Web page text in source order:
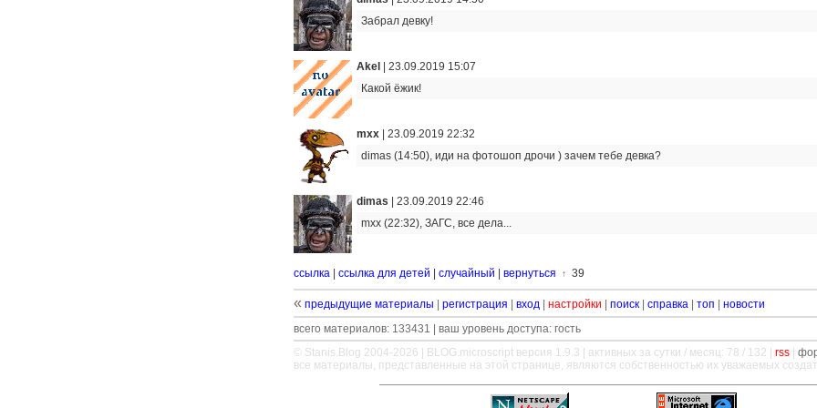
Забрал девку!
Akel
23.09.2019 15:07
Какой ёжик!
mxx
23.09.2019 22:32
dimas (14:50), иди на фотошоп дрочи ) зачем тебе девка?
dimas
23.09.2019 22:46
mxx (22:32), ЗАГС, все дела...
ссылка ссылка для детей случайный вернуться ↑ 39
« предыдущие материалы регистрация вход настройки поиск справка топ новости
всего материалов: 133431 | ваш уровень доступа: гость
© Stanis.Blog 2004-2026 |
BLOG.microscript версия 1.9.3 | активных за сутки / месяц: 78 / 132 | rss
все материалы, представленные на этой странице, являются собственностью их уважаемых
——————————————————————————————